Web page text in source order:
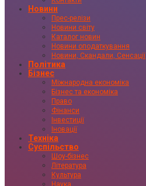
Новини
Прес-релізи
Новини світу
Каталог новин
Новини оподаткування
Новини, Скандали, Сенсації
Політика
Бізнес
Міжнародна економіка
Бізнес та економіка
Право
Фінанси
Інвестиції
Іновації
Техніка
Суспільство
Шоу-бізнес
Література
Культура
Наука